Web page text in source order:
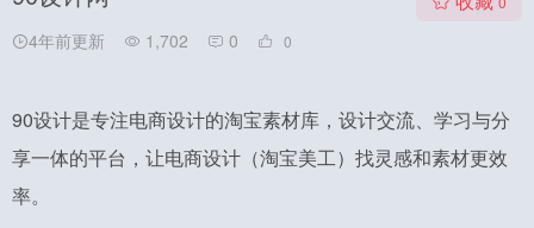
4年前更新 1,702 0 0
90设计是专注电商设计的淘宝素材库，设计交流、学习与分
享一体的平台，让电商设计（淘宝美工）找灵感和素材更效
率。